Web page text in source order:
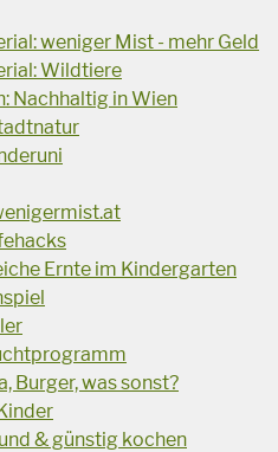
weniger Mist - mehr Geld
Wildtiere
Nachhaltig in Wien
Ernte im Kindergarten
Burger, was sonst?
& günstig kochen